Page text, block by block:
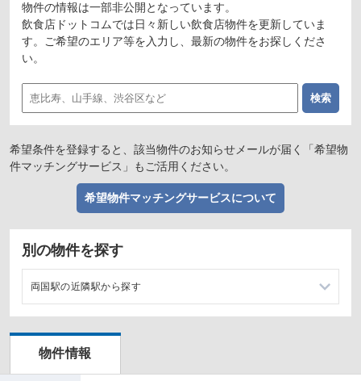
物件の情報は一部非公開となっています。
飲食店ドットコムでは日々新しい飲食店物件を更新していま
す。ご希望のエリア等を入力し、最新の物件をお探しくださ
い。
希望条件を登録すると、該当物件のお知らせメールが届く「希望物
件マッチングサービス」もご活用ください。
希望物件マッチングサービスについて
別の物件を探す
両国駅の近隣駅から探す
錦糸町駅の店舗物件・貸店舗・テナント一覧
物件情報